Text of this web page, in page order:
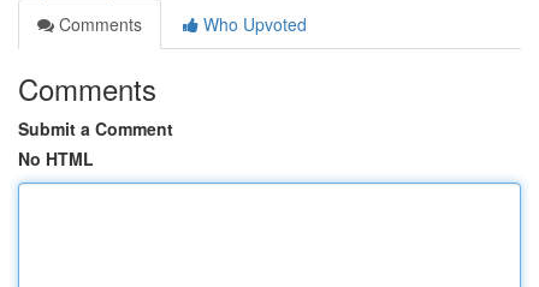
Comments
Who Upvoted
Comments
Submit a Comment
No HTML